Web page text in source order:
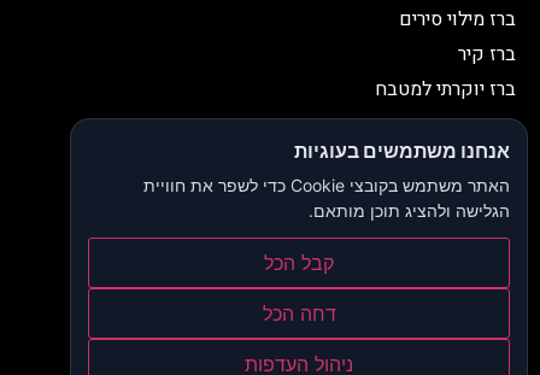
ברז מילוי סירים
ברז קיר
ברז יוקרתי למטבח
יצירת קשר
03-9335335
052-2653038
sbeiruty@gmail.com
אולם תצוגה:דרך האורנים 23, רינתיה
תקנון ותנאי שימוש
אנחנו משתמשים בעוגיות
האתר משתמש בקובצי Cookie כדי לשפר את חוויית
הגלישה ולהציג תוכן מותאם.
קבל הכל
דחה הכל
ניהול העדפות